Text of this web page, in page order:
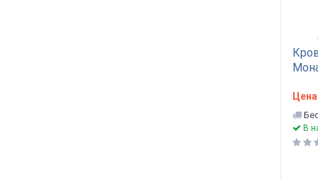
Цена
В